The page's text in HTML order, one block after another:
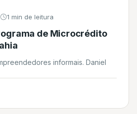
1 min de leitura
de Microcrédito
informais. Daniel